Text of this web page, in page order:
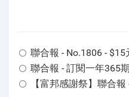
聯合報 - No.1806 - $15
聯合報 - 訂閱一年365
【富邦感謝祭】聯合